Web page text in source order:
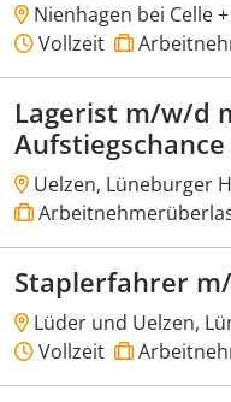
Nienhagen bei Celle +
Vollzeit
Lagerist m/w/d
Aufstiegschance
Uelzen, Lüneburger
Staplerfahrer
Lüder und Uelzen,
Vollzeit